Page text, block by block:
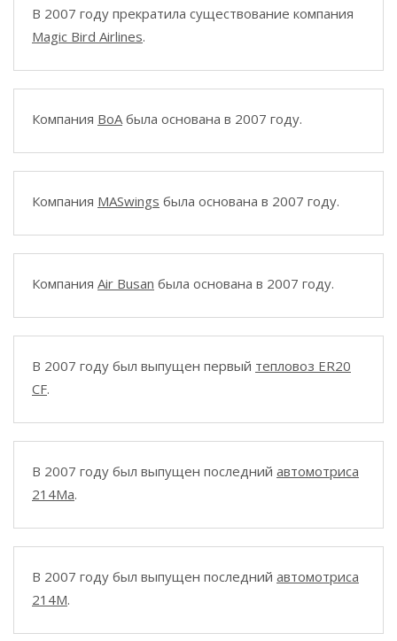
В 2007 году прекратила существование компания
Magic Bird Airlines.
Компания BoAбыла основана в 2007 году.
Компания MASwings была основана в 2007 году.
Компания Air Busan была основана в 2007 году.
В 2007 году был выпущен первый тепловоз ER20
СF.
В 2007 году был выпущен последний автомотриса
214Ma.
В 2007 году был выпущен последний автомотриса
214M.